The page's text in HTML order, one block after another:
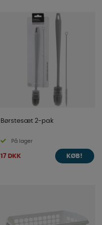
Børstesæt 2-pak
På lager
17 DKK KØB!